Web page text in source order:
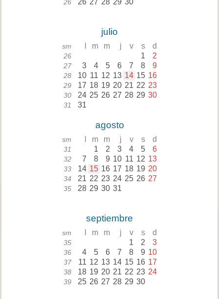
26 26 27 28 29 30
julio
sm m m j v s d
26 1 2
27 3 4 5 6 7 8 9
28 10 11 12 13 14 15 16
29 17 18 19 20 21 22 23
30 24 25 26 27 28 29 30
31 31
agosto
sm m m j v s d
31 1 2 3 4 5 6
32 7 8 9 10 11 12 13
33 14 15 16 17 18 19 20
34 21 22 23 24 25 26 27
35 28 29 30 31
septiembre
sm m m j v s d
35 1 2 3
36 4 5 6 7 8 9 10
37 11 12 13 14 15 16 17
38 18 19 20 21 22 23 24
39 25 26 27 28 29 30